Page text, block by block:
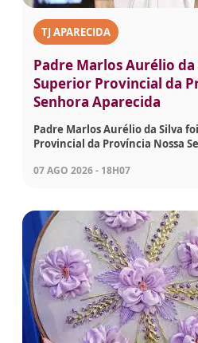
TJ APARECIDA
Padre Marlos Aurélio
Superior Provincial da
Senhora Aparecida
Padre Marlos Aurélio da Silva
Provincial da Província Nossa
07 AGO 2026 - 18H07